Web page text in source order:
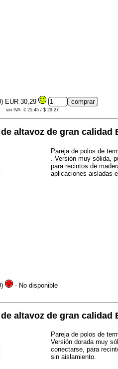
EUR 30,29
sin IVA: € 25.45 / $ 29.27
altavoz de gran calidad
Pareja de polos de
. Versión muy sólida,
para recintos de
aplicaciones aisladas
- No disponible
altavoz de gran calidad
Pareja de polos de
Versión dorada muy
conectarse, para
sin aislamiento.